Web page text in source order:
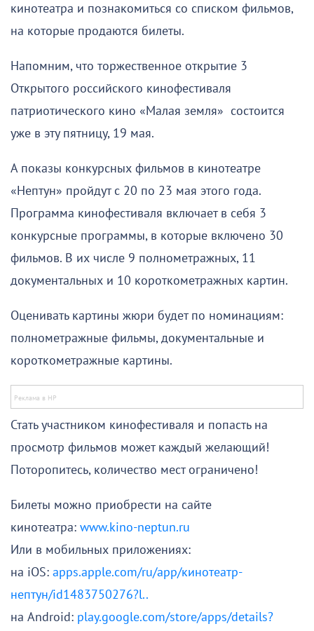
кинотеатра и познакомиться со списком фильмов,
на которые продаются билеты.
Напомним, что торжественное открытие 3
Открытого российского кинофестиваля
патриотического кино «Малая земля» состоится
уже в эту пятницу, 19 мая.
А показы конкурсных фильмов в кинотеатре
«Нептун» пройдут с 20 по 23 мая этого года.
Программа кинофестиваля включает в себя 3
конкурсные программы, в которые включено 30
фильмов. В их числе 9 полнометражных, 11
документальных и 10 короткометражных картин.
​Оценивать картины жюри будет по номинациям:
полнометражные фильмы, документальные и
короткометражные картины.
Стать участником кинофестиваля и попасть на
просмотр фильмов может каждый желающий!
Поторопитесь, количество мест ограничено!
Билеты можно приобрести на сайте
кинотеатра: www.kino-neptun.ru
Или в мобильных приложениях:
на iOS: apps.apple.com/ru/app/кинотеатр-
нептун/id1483750276?l..
на Android: play.google.com/store/apps/details?